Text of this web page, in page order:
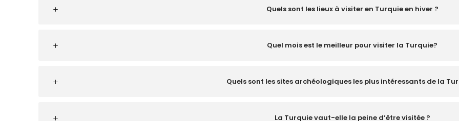
Quels sont les lieux à visiter en Turquie en hiver ?
Quel mois est le meilleur pour visiter la Turquie?
Quels sont les sites archéologiques les plus intéressants de la
La Turquie vaut-elle la peine d’être visitée ?